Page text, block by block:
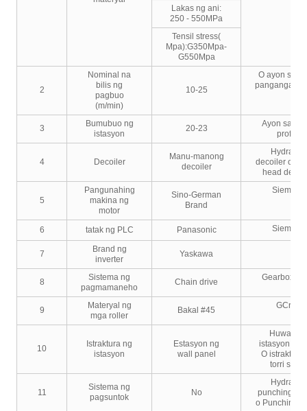
Lakas ng ani:
250 - 550MPa
Tensil stress(
Mpa):G350Mpa-
G550Mpa
2
Nominal na
bilis ng
pagbuo
(m/min)
10-25
O ayon sa
3
Bumubuo ng
istasyon
20-23
Ayon sa
profile
4 Decoiler
Manu-manong
decoiler
Hydraulic
decoiler o
head
5
Pangunahing
makina ng
motor
Sino-German
Brand
Siemens
6 tatak ng PLC Panasonic Siemens
7
Brand ng
inverter
Yaskawa
8
Sistema ng
pagmamaneho
Chain drive Gearbox
9
Materyal ng
mga roller
Bakal #45 GCr15
10
Istraktura ng
istasyon
Estasyon ng
wall panel
Huwad na
istasyon ng
O istraktura
torri stand
11
Sistema ng
pagsuntok
No
Hydraulic
punching
o Punching